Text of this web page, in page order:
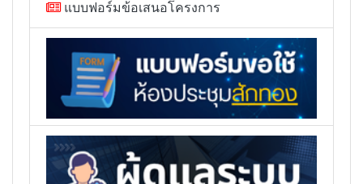
แบบฟอร์มข้อเสนอโครงการ